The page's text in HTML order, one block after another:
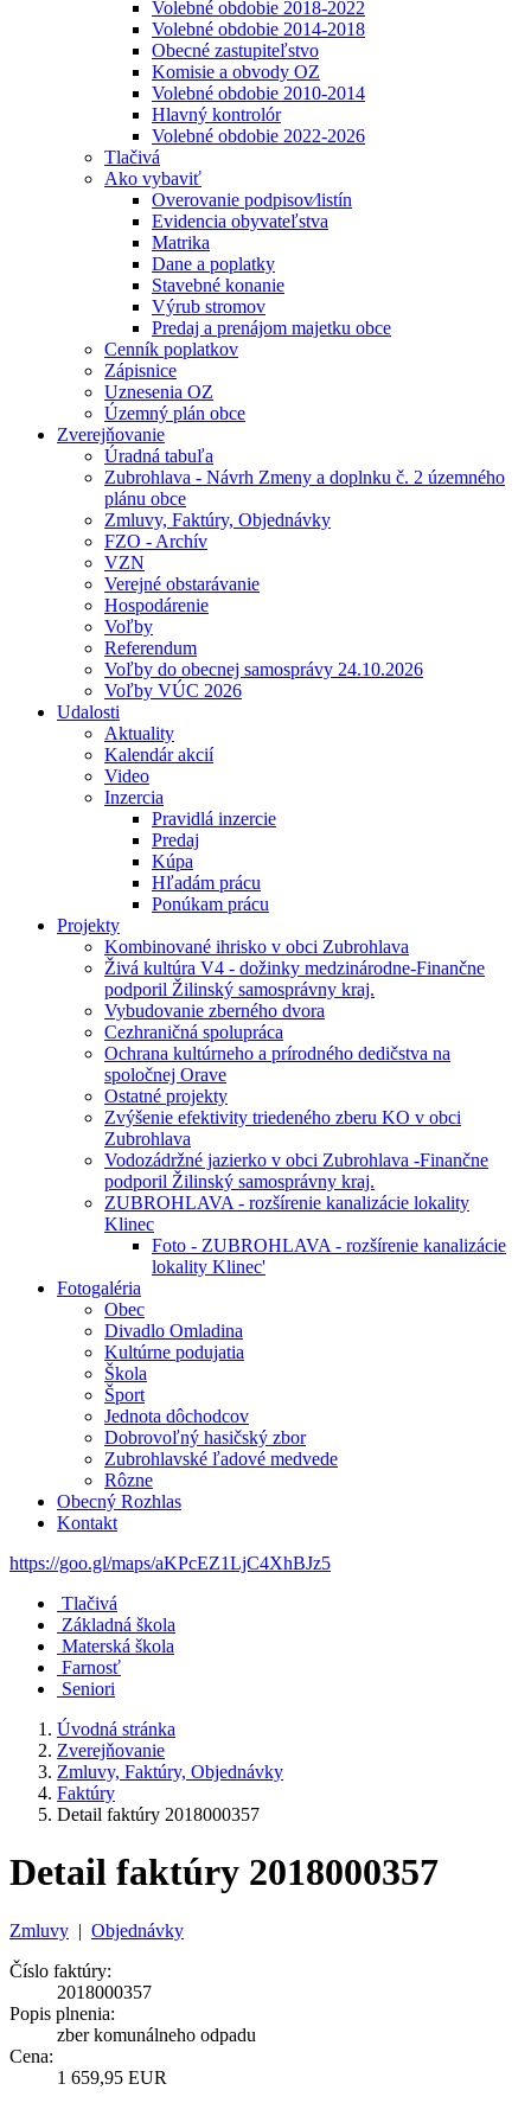
Volebné obdobie 2018-2022
Volebné obdobie 2014-2018
Obecné zastupiteľstvo
Komisie a obvody OZ
Volebné obdobie 2010-2014
Hlavný kontrolór
Volebné obdobie 2022-2026
Tlačivá
Ako vybaviť
Overovanie podpisov⁄listín
Evidencia obyvateľstva
Matrika
Dane a poplatky
Stavebné konanie
Výrub stromov
Predaj a prenájom majetku obce
Cenník poplatkov
Zápisnice
Uznesenia OZ
Územný plán obce
Zverejňovanie
Úradná tabuľa
Zubrohlava - Návrh Zmeny a doplnku č. 2 územného
plánu obce
Zmluvy, Faktúry, Objednávky
FZO - Archív
VZN
Verejné obstarávanie
Hospodárenie
Voľby
Referendum
Voľby do obecnej samosprávy 24.10.2026
Voľby VÚC 2026
Udalosti
Aktuality
Kalendár akcií
Video
Inzercia
Pravidlá inzercie
Predaj
Kúpa
Hľadám prácu
Ponúkam prácu
Projekty
Kombinované ihrisko v obci Zubrohlava
Živá kultúra V4 - dožinky medzinárodne-Finančne
podporil Žilinský samosprávny kraj.
Vybudovanie zberného dvora
Cezhraničná spolupráca
Ochrana kultúrneho a prírodného dedičstva na
spoločnej Orave
Ostatné projekty
Zvýšenie efektivity triedeného zberu KO v obci
Zubrohlava
Vodozádržné jazierko v obci Zubrohlava -Finančne
podporil Žilinský samosprávny kraj.
ZUBROHLAVA - rozšírenie kanalizácie lokality
Klinec
Foto - ZUBROHLAVA - rozšírenie kanalizácie
lokality Klinec'
Fotogaléria
Obec
Divadlo Omladina
Kultúrne podujatia
Škola
Šport
Jednota dôchodcov
Dobrovoľný hasičský zbor
Zubrohlavské ľadové medvede
Rôzne
Obecný Rozhlas
Kontakt
https://goo.gl/maps/aKPcEZ1LjC4XhBJz5
Tlačivá
Základná škola
Materská škola
Farnosť
Seniori
Úvodná stránka
Zverejňovanie
Zmluvy, Faktúry, Objednávky
Faktúry
Detail faktúry 2018000357
Detail faktúry 2018000357
Zmluvy | Objednávky
Číslo faktúry:
2018000357
Popis plnenia:
zber komunálneho odpadu
Cena:
1 659,95 EUR